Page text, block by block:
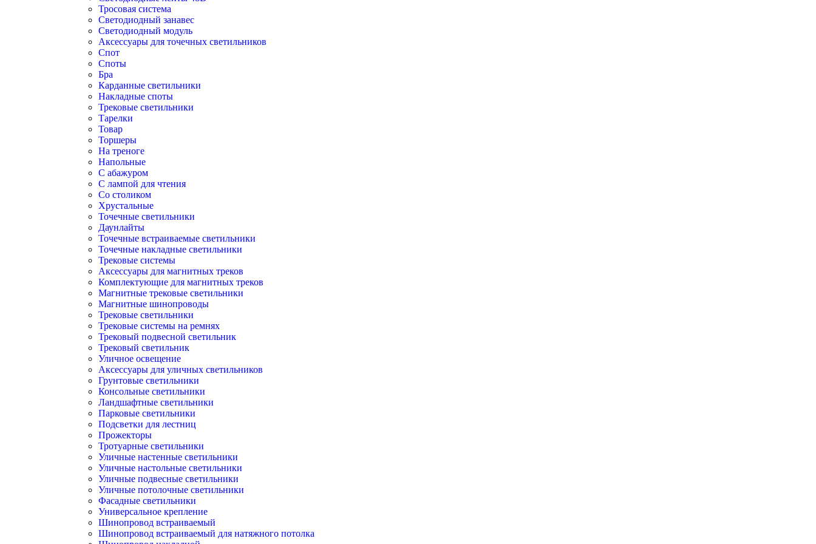
Тросовая система
Светодиодный занавес
Светодиодный модуль
Аксессуары для точечных светильников
Спот
Споты
Бра
Карданные светильники
Накладные споты
Трековые светильники
Тарелки
Товар
Торшеры
На треноге
Напольные
С абажуром
С лампой для чтения
Со столиком
Хрустальные
Точечные светильники
Даунлайты
Точечные встраиваемые светильники
Точечные накладные светильники
Трековые системы
Аксессуары для магнитных треков
Комплектующие для магнитных треков
Магнитные трековые светильники
Магнитные шинопроводы
Трековые светильники
Трековые системы на ремнях
Трековый подвесной светильник
Трековый светильник
Уличное освещение
Аксессуары для уличных светильников
Грунтовые светильники
Консольные светильники
Ландшафтные светильники
Парковые светильники
Подсветки для лестниц
Прожекторы
Тротуарные светильники
Уличные настенные светильники
Уличные настольные светильники
Уличные подвесные светильники
Уличные потолочные светильники
Фасадные светильники
Универсальное крепление
Шинопровод встраиваемый
Шинопровод встраиваемый для натяжного потолка